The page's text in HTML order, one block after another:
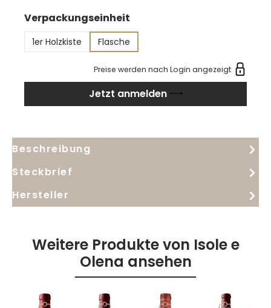
blumigen Düften von Veilchen und Nelke. Am
Gaumen spiegeln sich eben diese Fruchtnuancen
hervorragend wider, dieses Mal unterstützt von einer
saftigen Säure und salziger Mineralität. Absolut
vollmundig, komplex und voller Finesse. Passt zu:
Gereifter Käse, Gegrilltes Rotfleisch, Wildfleisch
Verpackungseinheit
1er Holzkiste Flasche
Preise werden nach Login angezeigt
Jetzt anmelden
Beschreibung
Steckbrief
Hersteller
Weitere Produkte von Isole e
Olena ansehen